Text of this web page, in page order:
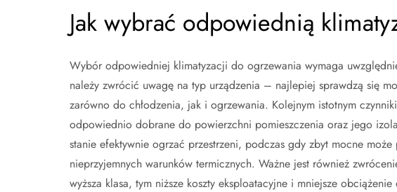
Jak wybrać odpowiednią
Wybór odpowiedniej klimatyzacji do ogrzewania wymaga
należy zwrócić uwagę na typ urządzenia – najlepiej sprawdzą się
zarówno do chłodzenia, jak i ogrzewania. Kolejnym istotnym
odpowiednio dobrane do powierzchni pomieszczenia oraz jego
stanie efektywnie ogrzać przestrzeni, podczas gdy zbyt mocne
nieprzyjemnych warunków termicznych. Ważne jest również
wyższa klasa, tym niższe koszty eksploatacyjne i mniejsze